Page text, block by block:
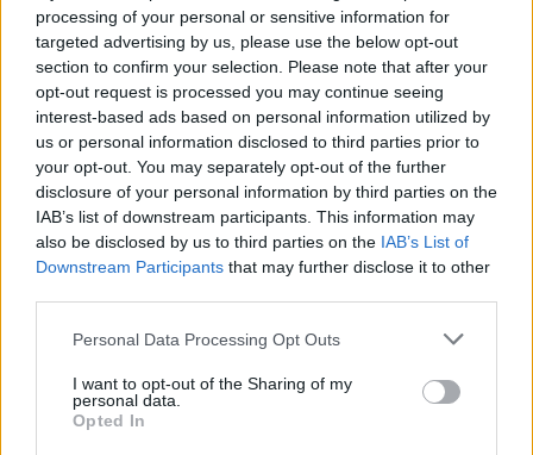
processing of your personal or sensitive information for
targeted advertising by us, please use the below opt-out
section to confirm your selection. Please note that after your
opt-out request is processed you may continue seeing
interest-based ads based on personal information utilized by
us or personal information disclosed to third parties prior to
your opt-out. You may separately opt-out of the further
disclosure of your personal information by third parties on the
IAB’s list of downstream participants. This information may
also be disclosed by us to third parties on the IAB’s List of
Downstream Participants that may further disclose it to other
Personal Data Processing Opt Outs
I want to opt-out of the Sharing of my
personal data.
Opted In
The Los Angeles Lakers have claimed Kostas
Antetokounmpo off free agency waivers, sources tell
@TheAthleticNBA @Stadium.
— Shams Charania (@ShamsCharania)July 21, 2019